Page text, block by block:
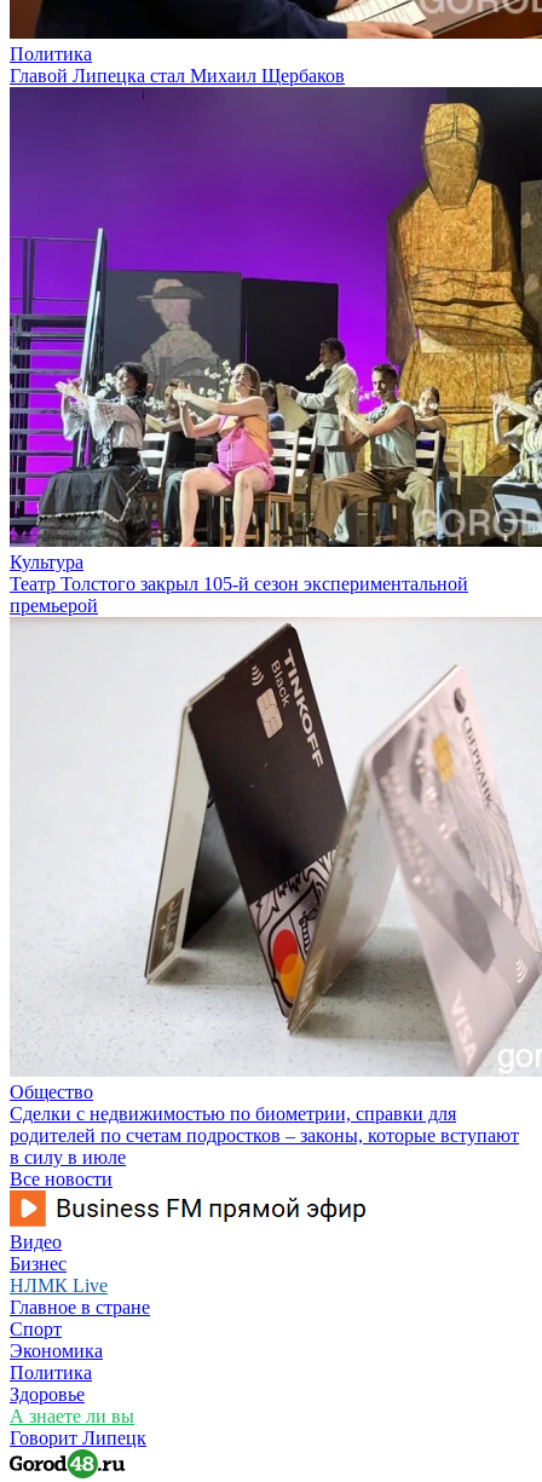
Политика
Главой Липецка стал Михаил Щербаков
Культура
Театр Толстого закрыл 105-й сезон экспериментальной
премьерой
Общество
Сделки с недвижимостью по биометрии, справки для
родителей по счетам подростков – законы, которые вступают
в силу в июле
Все новости
Видео
Бизнес
НЛМК Live
Главное в стране
Спорт
Экономика
Политика
Здоровье
А знаете ли вы
Говорит Липецк